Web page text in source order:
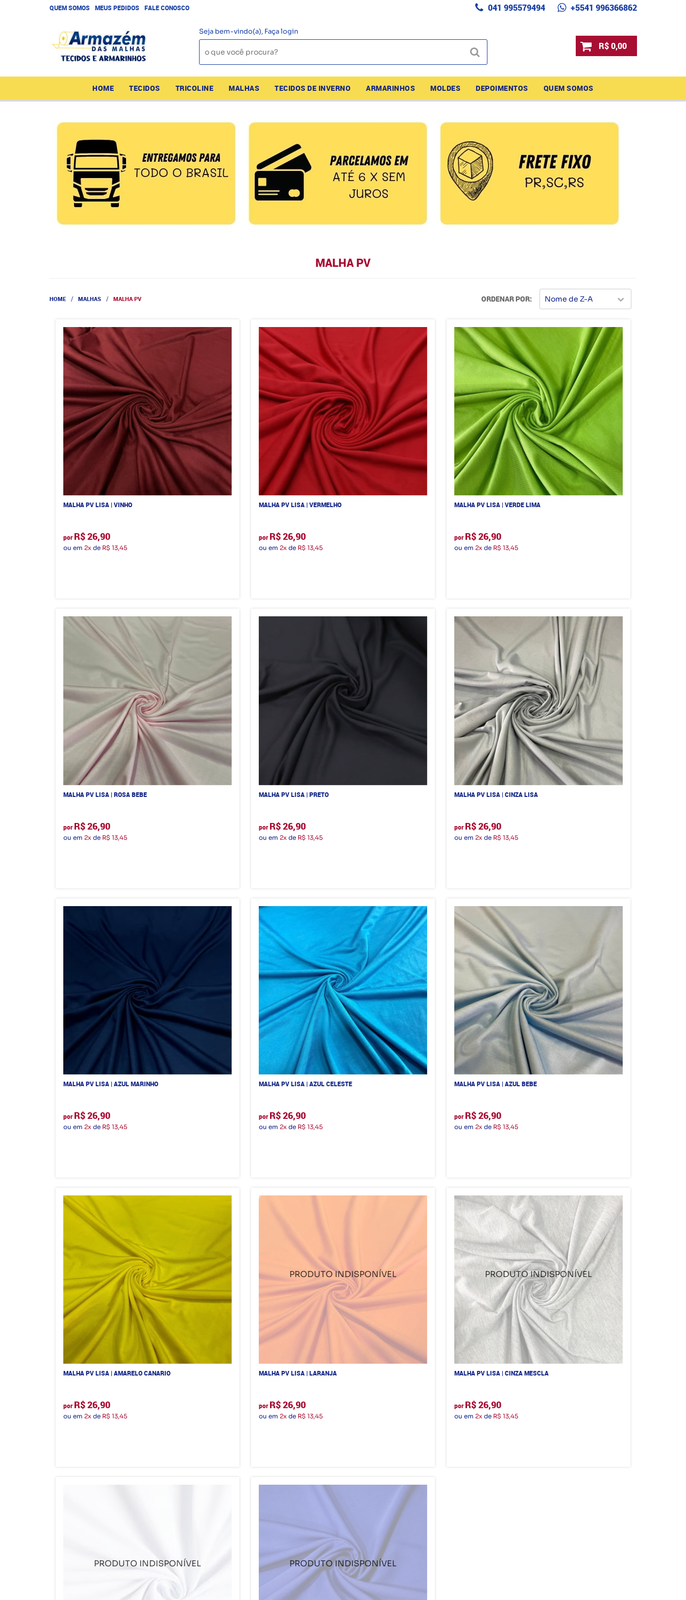
QUEM SOMOS MEUS PEDIDOS FALE CONOSCO 041 995579494 +5541 996366862
Seja bem-vindo(a), Faça login
R$ 0,00
HOME TECIDOS TRICOLINE MALHAS TECIDOS DE INVERNO ARMARINHOS MOLDES DEPOIMENTOS QUEM SOMOS
MALHA PV
HOME MALHAS MALHA PV ORDENAR POR Nome de Z-A
MALHA PV LISA | VINHO
por R$ 26,90
ou em 2xde R$ 13,45
MALHA PV LISA | VERMELHO
por R$ 26,90
ou em 2xde R$ 13,45
MALHA PV LISA | VERDE LIMA
por R$ 26,90
ou em2x de R$ 13,45
MALHA PV LISA | ROSA BEBE
por R$ 26,90
ou em 2x de R$ 13,45
MALHA PV LISA | PRETO
por R$ 26,90
ou em 2x de R$ 13,45
MALHA PV LISA | CINZA LISA
por R$ 26,90
ou em2x de R$ 13,45
MALHA PV LISA | AZUL MARINHO
por R$ 26,90
ou em 2x de R$ 13,45
MALHA PV LISA | AZUL CELESTE
por R$ 26,90
ou em 2x de R$ 13,45
MALHA PV LISA | AZUL BEBE
por R$ 26,90
ou em2x de R$ 13,45
MALHA PV LISA | AMARELO CANARIO
por R$ 26,90
ou em 2xde R$ 13,45
MALHA PV LISA | LARANJA
por R$ 26,90
ou em 2xde R$ 13,45
MALHA PV LISA | CINZA MESCLA
por R$ 26,90
ou em2x de R$ 13,45